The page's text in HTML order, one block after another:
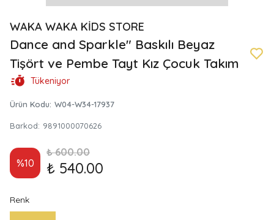
WAKA WAKA KİDS STORE
Dance and Sparkle" Baskılı Beyaz
Tişört ve Pembe Tayt Kız Çocuk Takım
Tükeniyor
Ürün Kodu: W04-W34-17937
Barkod: 9891000070626
%10
₺ 600.00
₺ 540.00
Renk